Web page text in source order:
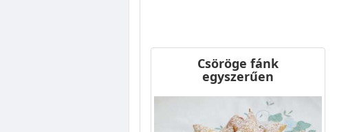
Csöröge fánk
egyszerűen